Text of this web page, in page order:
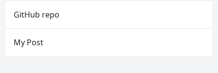
GitHub repo
My Post